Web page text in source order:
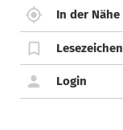
In der Nähe
Lesezeichen
Login